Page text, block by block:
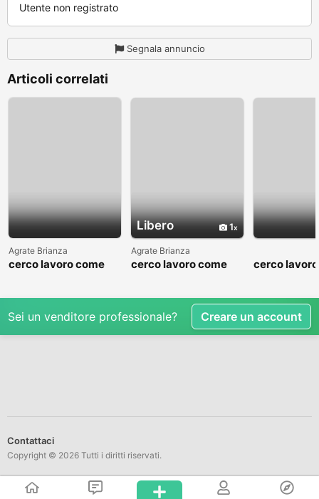
Utente non registrato
Segnala annuncio
Articoli correlati
Agrate Brianza
cerco lavoro come
Libero 1
Agrate Brianza
cerco lavoro come
cerco
Sei un venditore professionale? Creare un account
Contattaci
Copyright © 2026 Tutti i diritti riservati.